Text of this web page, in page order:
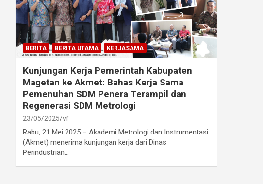
BERITA BERITA UTAMA KERJASAMA
Kunjungan Kerja Pemerintah Kabupaten
Magetan ke Akmet: Bahas Kerja Sama
Pemenuhan SDM Penera Terampil dan
Regenerasi SDM Metrologi
23/05/2025 vf
Rabu, 21 Mei 2025 – Akademi Metrologi dan Instrumentasi
(Akmet) menerima kunjungan kerja dari Dinas
Perindustrian…